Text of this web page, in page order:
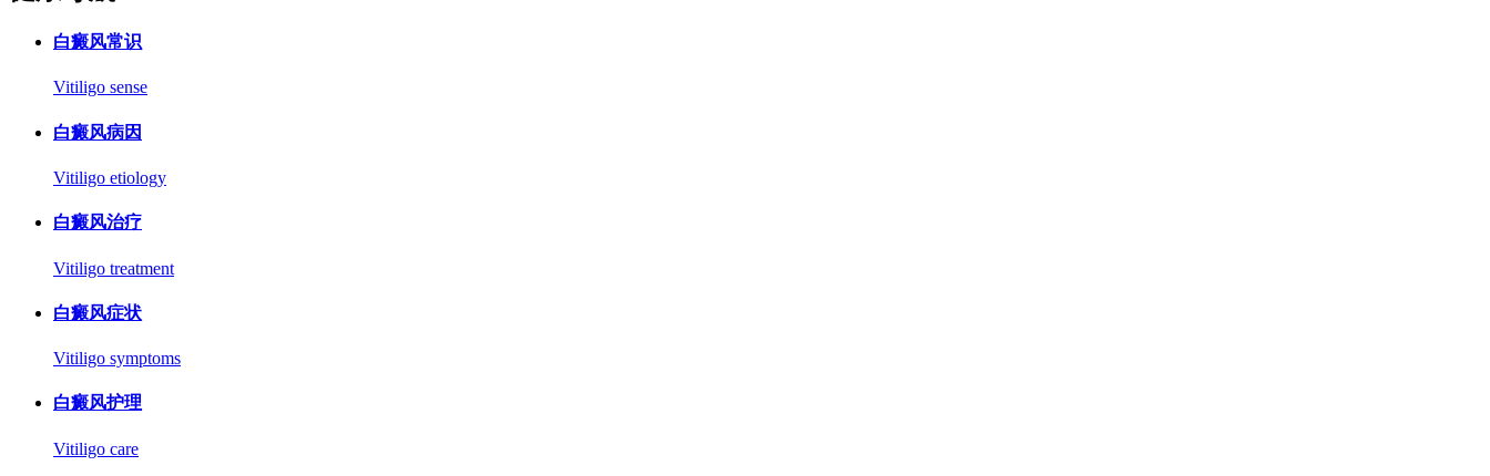
白癜风常识
Vitiligo sense
白癜风病因
Vitiligo etiology
白癜风治疗
Vitiligo treatment
白癜风症状
Vitiligo symptoms
白癜风护理
Vitiligo care